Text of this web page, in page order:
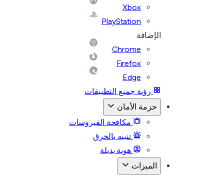
Xbox
PlayStation
الإضافة
Chrome
Firefox
Edge
رؤية جميع التطبيقات
حزمة الأمان
مكافحة الفيروسات
تنبيه بالخرق
هوية بديلة
الميزات